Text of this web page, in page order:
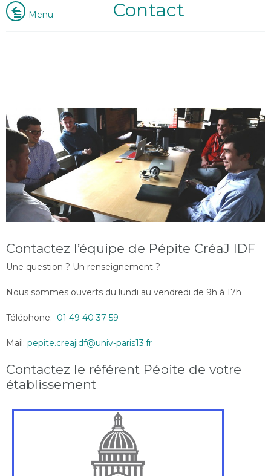
Menu Contact
Contactez l’équipe de Pépite CréaJ IDF
Une question ? Un renseignement ?
Nous sommes ouverts du lundi au vendredi de 9h à 17h
Téléphone: 01 49 40 37 59
Mail: pepite.creajidf@univ-paris13.fr
Contactez le référent Pépite de votre
établissement